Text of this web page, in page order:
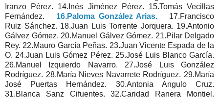
Iranzo Pérez. 14.Inés Jiménez Pérez. 15.Tomás Vecillas
Fernández. 16.Paloma González Arias. 17.Francisco
Ruiz Sánchez. 18.Juan Luis Torrente Jorquera. 19.Antonio
Gálvez Gómez. 20.Manuel Gálvez Gómez. 21.Pilar Delgado
Rey. 22.Mauro García Peñas. 23.Juan Vicente Espada de la
O. 24.Juan Luis Gómez Pérez. 25.José Luis Blanco García.
26.Manuel Izquierdo Navarro. 27.José Luis González
Rodríguez. 28.María Nieves Navarrete Rodríguez. 29.María
José Puertas Hernández. 30.Antonia Angulo Cruz.
31.Blanca Sanz Cifuentes. 32.Caridad Ranera Montiel.